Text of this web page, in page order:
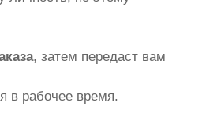
, затем передаст вам
в рабочее время.